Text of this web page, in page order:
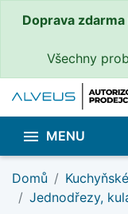
Doprava
Všechny
 MENU
Domů
Jednodřezy,